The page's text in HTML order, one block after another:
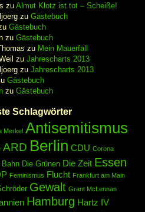
zu Almut Klotz ist tot – Scheiße!
zu Gästebuch
Gästebuch
zu Gästebuch
zu Mein Mauerfall
zu Jahrescharts 2013
zu Jahrescharts 2013
Gästebuch
zu Gästebuch
Schlagwörter
Merkel Antisemitismus
ARD Berlin CDU Corona
Bahn Die Grünen Die Zeit Essen
Feminismus Flucht Frankfurt am Main
Gewalt Grant McLennan
Hamburg Hartz IV